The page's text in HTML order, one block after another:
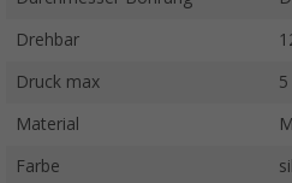
Drehbar
Druck max
Material
Farbe